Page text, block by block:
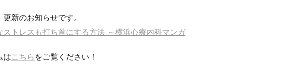
新のお知らせです。
トレスも打ち首にする方法 ～横浜心療内科マンガ
はこちら をご覧ください！